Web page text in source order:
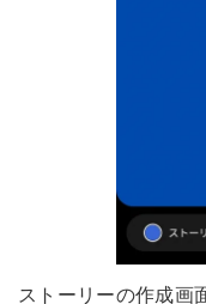
ストーリーの作成画